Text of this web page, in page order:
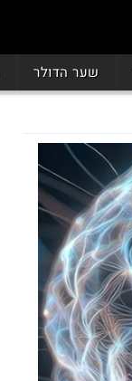
שער הדולר